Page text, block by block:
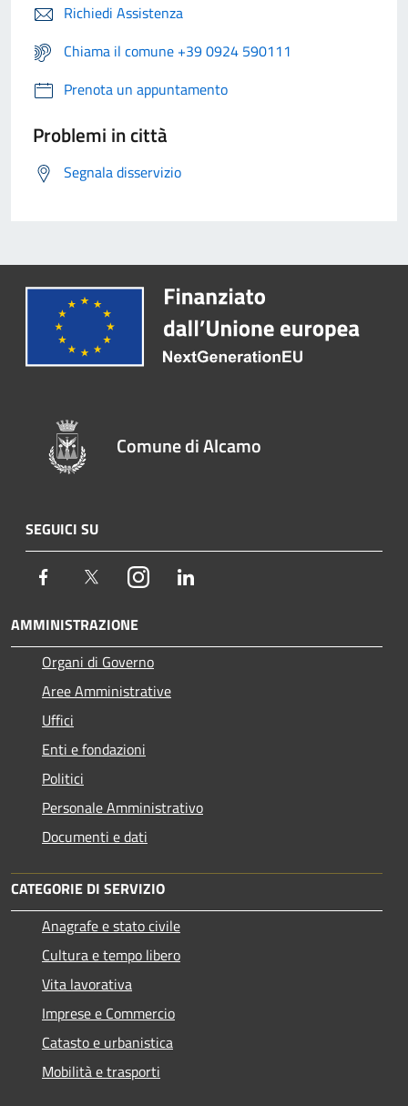
Richiedi Assistenza
Chiama il comune +39 0924 590111
Prenota un appuntamento
Problemi in città
Segnala disservizio
Comune di Alcamo
SEGUICI SU
Facebook TwitterInstagram
AMMINISTRAZIONE
Organi di Governo
Aree Amministrative
Uffici
Enti e fondazioni
Politici
Personale Amministrativo
Documenti e dati
CATEGORIE DI SERVIZIO
Anagrafe e stato civile
Cultura e tempo libero
Vita lavorativa
Imprese e Commercio
Catasto e urbanistica
Mobilità e trasporti